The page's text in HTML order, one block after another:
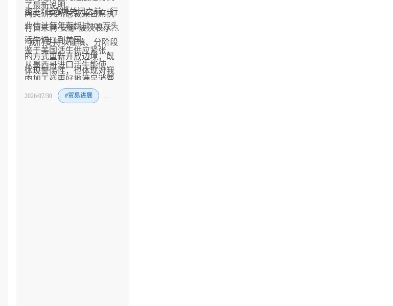
整。”在边境关闭之前，行
业估计每年有超过100万头
活牛进口到美国。
了最新说明。
肉类研究所总裁兼首席执
行官朱莉·安娜·波茨表示：
“我们支持以谨慎、分阶段
的方式重新开放边境，既
体现警惕性，也体现对我
鉴于美国活牛供应紧张，
从墨西哥进口活牛能使牛
肉加工商更好地满足消费
者需求。
2026/07/30 #贸易进展